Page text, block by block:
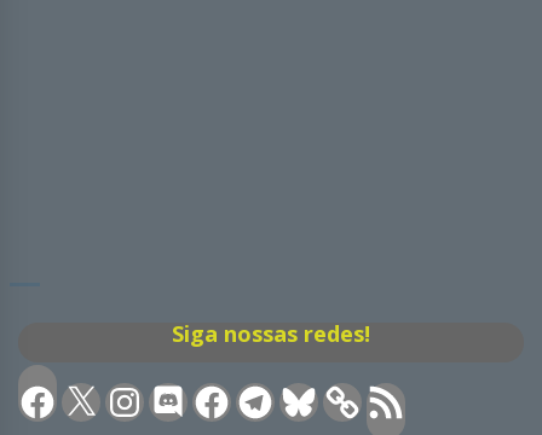
Siga nossas redes!
Facebook
X Instagram
DiscordFacebookTelegramBluesky Feed
RSS